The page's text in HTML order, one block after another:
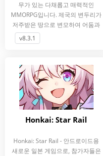
무가 있는 다채롭고 매력적인
MMORPG입니다. 제국의 변두리가
저주받은 땅으로 변모하여 어둠과
공포가 깃든 세계입니다. 이 어두운
v8.3.1
Honkai: Star Rail
Honkai: Star Rail - 안드로이드용
새로운 일본 게임으로, 참가자들은